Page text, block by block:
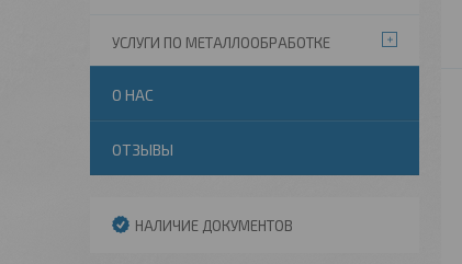
УСЛУГИ ПО МЕТАЛЛООБРАБОТКЕ
О НАС
ОТЗЫВЫ
НАЛИЧИЕ ДОКУМЕНТОВ